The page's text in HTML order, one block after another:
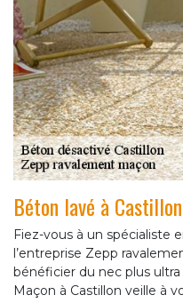
Béton lavé à Castillon
Fiez-vous à un spécialiste
l’entreprise Zepp
bénéficier du nec plus
Maçon à Castillon veille à